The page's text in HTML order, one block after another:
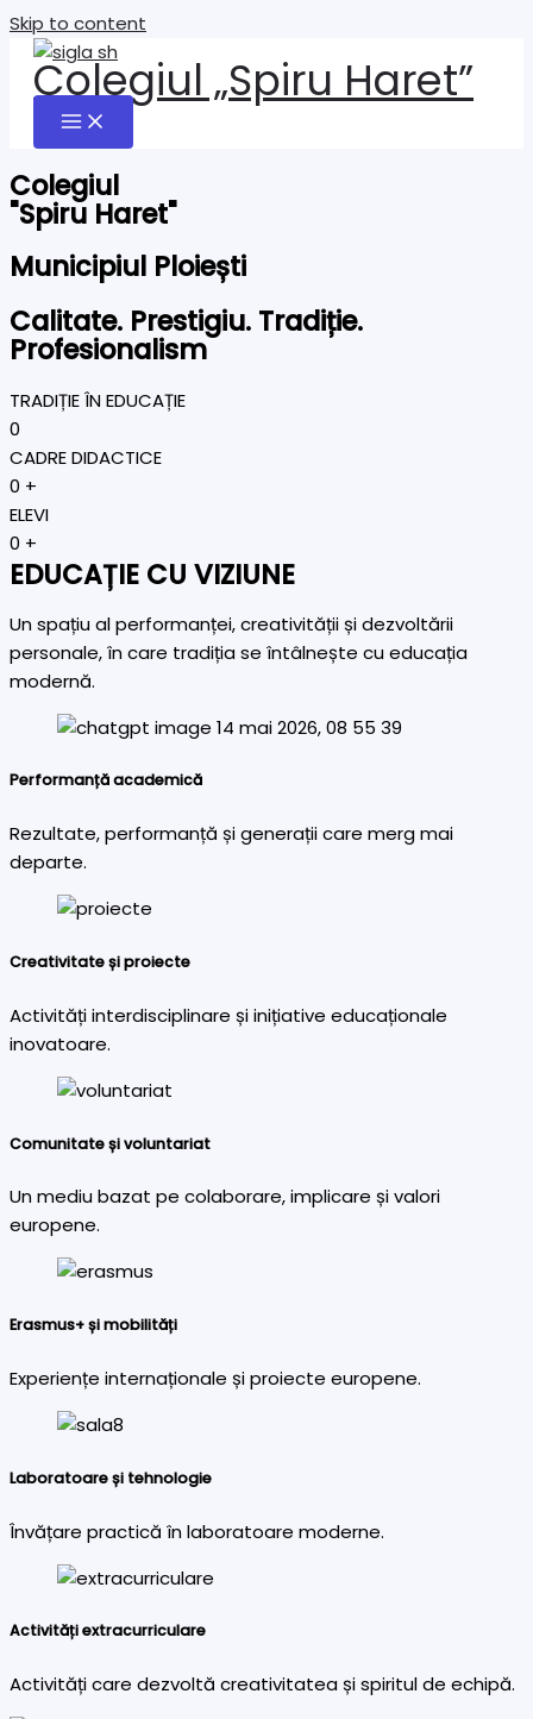
Skip to content
Colegiul „Spiru Haret”
Colegiul
"Spiru Haret"
Municipiul Ploiești
Calitate. Prestigiu. Tradiție.
Profesionalism
TRADIȚIE ÎN EDUCAȚIE
0
CADRE DIDACTICE
0 +
ELEVI
0 +
EDUCAȚIE CU VIZIUNE
Un spațiu al performanței, creativității și dezvoltării
personale, în care tradiția se întâlnește cu educația
modernă.
Performanță academică
Rezultate, performanță și generații care merg mai
departe.
Creativitate și proiecte
Activități interdisciplinare și inițiative educaționale
inovatoare.
Comunitate și voluntariat
Un mediu bazat pe colaborare, implicare și valori
europene.
Erasmus+ și mobilități
Experiențe internaționale și proiecte europene.
Laboratoare și tehnologie
Învățare practică în laboratoare moderne.
Activități extracurriculare
Activități care dezvoltă creativitatea și spiritul de echipă.